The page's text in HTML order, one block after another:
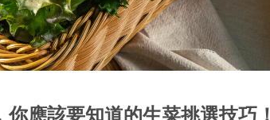
應該要知道的生菜挑選技巧！